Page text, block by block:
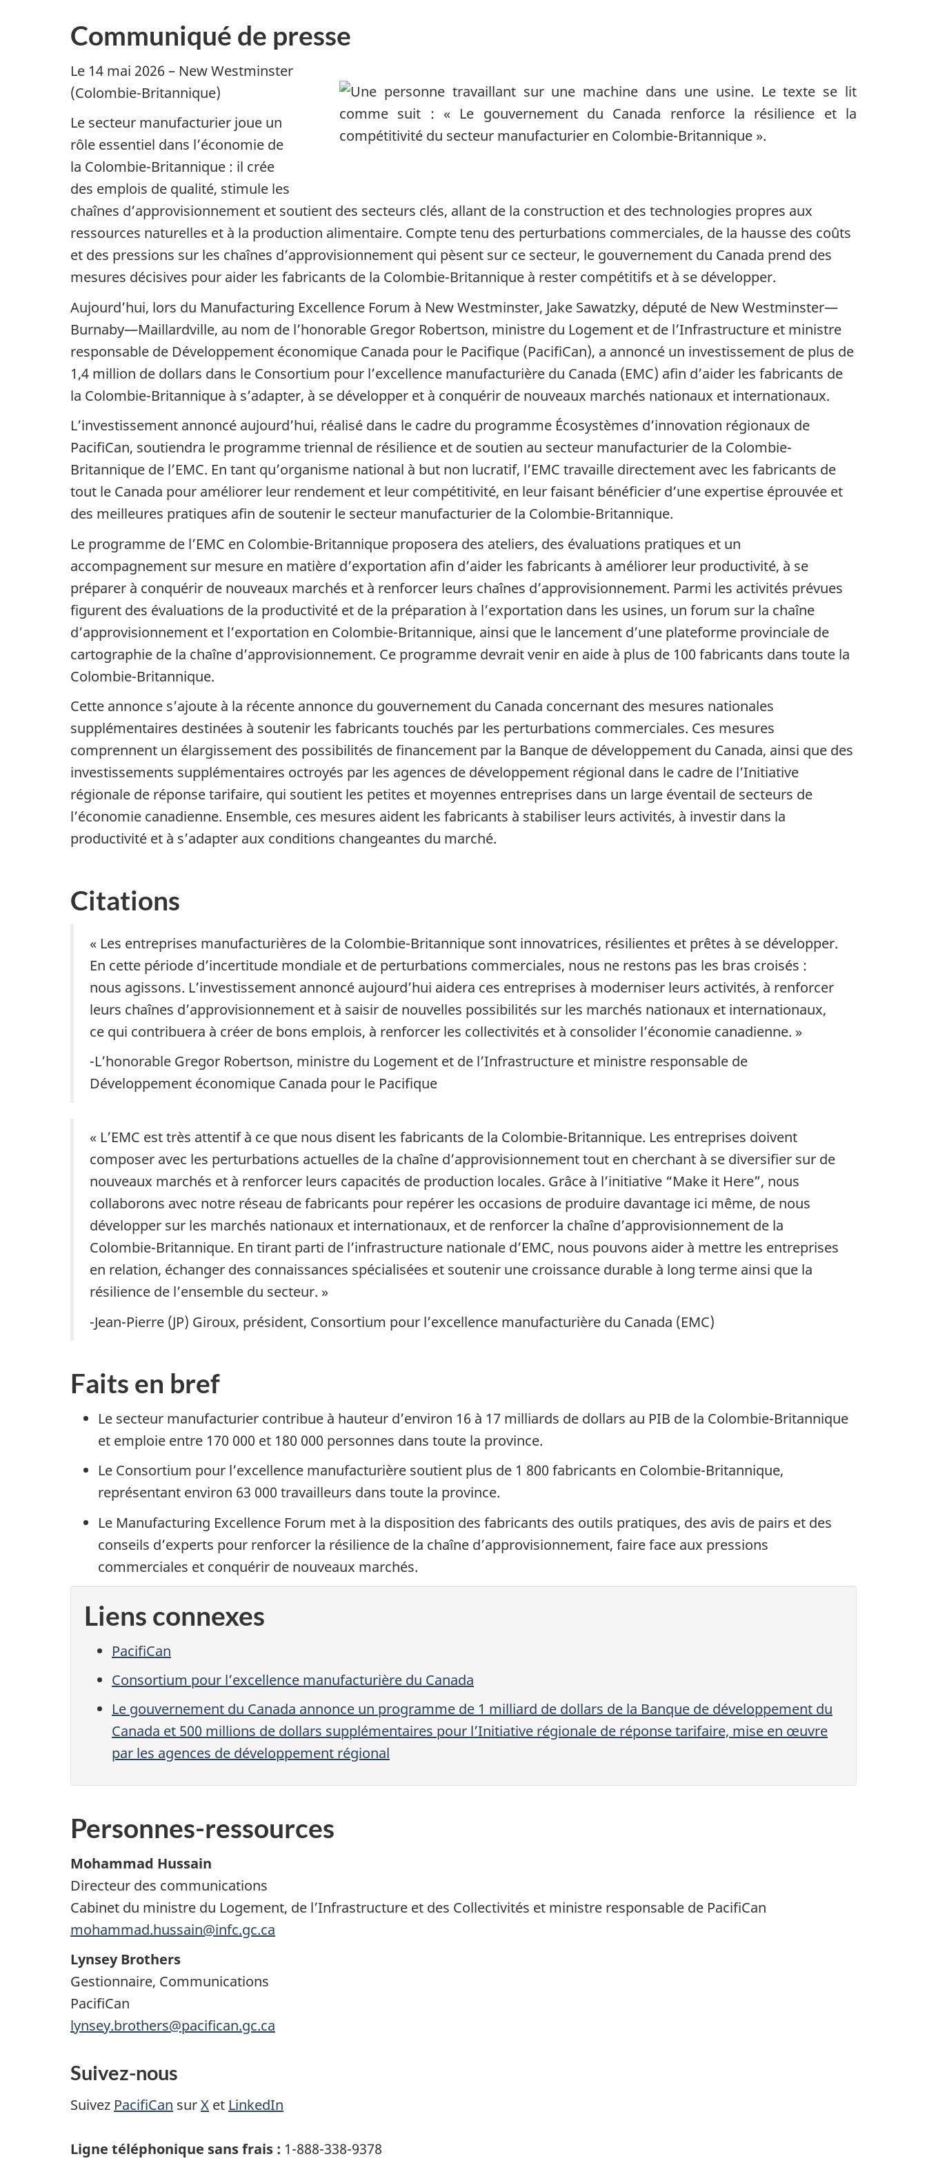
Communiqué de presse
Le 14 mai 2026 – New Westminster
(Colombie-Britannique)
Le secteur manufacturier joue un
rôle essentiel dans l’économie de
la Colombie-Britannique : il crée
des emplois de qualité, stimule les
chaînes d’approvisionnement et soutient des secteurs clés, allant de la construction et des technologies propres aux
ressources naturelles et à la production alimentaire. Compte tenu des perturbations commerciales, de la hausse des coûts
et des pressions sur les chaînes d’approvisionnement qui pèsent sur ce secteur, le gouvernement du Canada prend des
mesures décisives pour aider les fabricants de la Colombie-Britannique à rester compétitifs et à se développer.
Aujourd’hui, lors du Manufacturing Excellence Forum à New Westminster, Jake Sawatzky, député de New Westminster—
Burnaby—Maillardville, au nom de l’honorable Gregor Robertson, ministre du Logement et de l’Infrastructure et ministre
responsable de Développement économique Canada pour le Pacifique (PacifiCan), a annoncé un investissement de plus de
1,4 million de dollars dans le Consortium pour l’excellence manufacturière du Canada (EMC) afin d’aider les fabricants de
la Colombie-Britannique à s’adapter, à se développer et à conquérir de nouveaux marchés nationaux et internationaux.
L’investissement annoncé aujourd’hui, réalisé dans le cadre du programme Écosystèmes d’innovation régionaux de
PacifiCan, soutiendra le programme triennal de résilience et de soutien au secteur manufacturier de la Colombie-
Britannique de l’EMC. En tant qu’organisme national à but non lucratif, l’EMC travaille directement avec les fabricants de
tout le Canada pour améliorer leur rendement et leur compétitivité, en leur faisant bénéficier d’une expertise éprouvée et
des meilleures pratiques afin de soutenir le secteur manufacturier de la Colombie-Britannique.
Le programme de l’EMC en Colombie-Britannique proposera des ateliers, des évaluations pratiques et un
accompagnement sur mesure en matière d’exportation afin d’aider les fabricants à améliorer leur productivité, à se
préparer à conquérir de nouveaux marchés et à renforcer leurs chaînes d’approvisionnement. Parmi les activités prévues
figurent des évaluations de la productivité et de la préparation à l’exportation dans les usines, un forum sur la chaîne
d’approvisionnement et l’exportation en Colombie-Britannique, ainsi que le lancement d’une plateforme provinciale de
cartographie de la chaîne d’approvisionnement. Ce programme devrait venir en aide à plus de 100 fabricants dans toute la
Colombie-Britannique.
Cette annonce s’ajoute à la récente annonce du gouvernement du Canada concernant des mesures nationales
supplémentaires destinées à soutenir les fabricants touchés par les perturbations commerciales. Ces mesures
comprennent un élargissement des possibilités de financement par la Banque de développement du Canada, ainsi que des
investissements supplémentaires octroyés par les agences de développement régional dans le cadre de l’Initiative
régionale de réponse tarifaire, qui soutient les petites et moyennes entreprises dans un large éventail de secteurs de
l’économie canadienne. Ensemble, ces mesures aident les fabricants à stabiliser leurs activités, à investir dans la
productivité et à s’adapter aux conditions changeantes du marché.
Citations
« Les entreprises manufacturières de la Colombie-Britannique sont innovatrices, résilientes et prêtes à se développer.
En cette période d’incertitude mondiale et de perturbations commerciales, nous ne restons pas les bras croisés :
nous agissons. L’investissement annoncé aujourd’hui aidera ces entreprises à moderniser leurs activités, à renforcer
leurs chaînes d’approvisionnement et à saisir de nouvelles possibilités sur les marchés nationaux et internationaux,
ce qui contribuera à créer de bons emplois, à renforcer les collectivités et à consolider l’économie canadienne. »
-L’honorable Gregor Robertson, ministre du Logement et de l’Infrastructure et ministre responsable de
Développement économique Canada pour le Pacifique
« L’EMC est très attentif à ce que nous disent les fabricants de la Colombie-Britannique. Les entreprises doivent
composer avec les perturbations actuelles de la chaîne d’approvisionnement tout en cherchant à se diversifier sur de
nouveaux marchés et à renforcer leurs capacités de production locales. Grâce à l’initiative “Make it Here”, nous
collaborons avec notre réseau de fabricants pour repérer les occasions de produire davantage ici même, de nous
développer sur les marchés nationaux et internationaux, et de renforcer la chaîne d’approvisionnement de la
Colombie-Britannique. En tirant parti de l’infrastructure nationale d’EMC, nous pouvons aider à mettre les entreprises
en relation, échanger des connaissances spécialisées et soutenir une croissance durable à long terme ainsi que la
résilience de l’ensemble du secteur. »
-Jean-Pierre (JP) Giroux, président, Consortium pour l’excellence manufacturière du Canada (EMC)
Faits en bref
Le secteur manufacturier contribue à hauteur d’environ 16 à 17 milliards de dollars au PIB de la Colombie-Britannique
et emploie entre 170 000 et 180 000 personnes dans toute la province.
Le Consortium pour l’excellence manufacturière soutient plus de 1 800 fabricants en Colombie-Britannique,
représentant environ 63 000 travailleurs dans toute la province.
Le Manufacturing Excellence Forum met à la disposition des fabricants des outils pratiques, des avis de pairs et des
conseils d’experts pour renforcer la résilience de la chaîne d’approvisionnement, faire face aux pressions
commerciales et conquérir de nouveaux marchés.
Liens connexes
PacifiCan
Consortium pour l’excellence manufacturière du Canada
Le gouvernement du Canada annonce un programme de 1 milliard de dollars de la Banque de développement du
Canada et 500 millions de dollars supplémentaires pour l’Initiative régionale de réponse tarifaire, mise en œuvre
par les agences de développement régional
Personnes-ressources
Mohammad Hussain
Directeur des communications
Cabinet du ministre du Logement, de l’Infrastructure et des Collectivités et ministre responsable de PacifiCan
mohammad.hussain@infc.gc.ca
Lynsey Brothers
Gestionnaire, Communications
PacifiCan
lynsey.brothers@pacifican.gc.ca
Suivez-nous
Suivez PacifiCan surX et LinkedIn
Ligne téléphonique sans frais : 1-888-338-9378